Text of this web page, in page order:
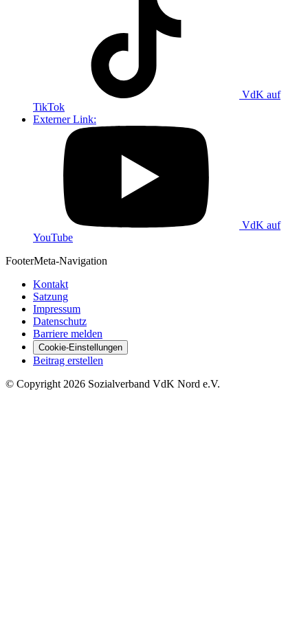
VdK auf
TikTok
Externer Link:
VdK auf
YouTube
FooterMeta-Navigation
Kontakt
Satzung
Impressum
Datenschutz
Barriere melden
Cookie-Einstellungen
Beitrag erstellen
© Copyright 2026 Sozialverband VdK Nord e.V.